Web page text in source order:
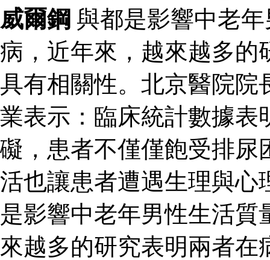
威爾鋼 與都是影響中老
病，近年來，越來越多的
具有相關性。北京醫院院
業表示：臨床統計數據表
礙，患者不僅僅飽受排尿
活也讓患者遭遇生理與
是影響中老年男性生活
來越多的研究表明兩者